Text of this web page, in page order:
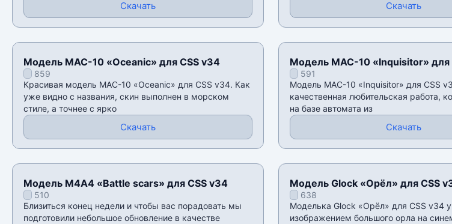
Скачать Скачать
Модель MAC-10 «Oceanic» для CSS v34
859
Красивая модель MAC-10 «Oceanic» для CSS v34. Как
уже видно с названия, скин выполнен в морском
стиле, а точнее с ярко
Скачать
Модель MAC-10 «Inquisitor» для
591
Модель MAC-10 «Inquisitor» для CSS
качественная любительская работа,
на базе автомата из
Скачать
Модель М4А4 «Battle scars» для CSS v34
510
Близиться конец недели и чтобы вас порадовать мы
подготовили небольшое обновление в качестве
Модель Glock «Орёл» для CSS
638
Моделька Glock «Орёл» для CSS v34
изображением большого орла на